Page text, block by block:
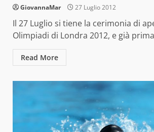
GiovannaMar 27 Luglio 2012
Il 27 Luglio si tiene la cerimonia di
Olimpiadi di Londra 2012, e già
Read More